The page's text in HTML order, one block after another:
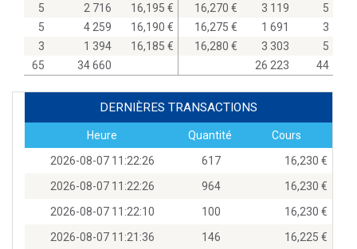
5
2 716
16,195
5
4 259
16,190
3
1 394
16,185
65
34 660
16,270
3 119
5
16,275
1 691
3
16,280
3 303
5
26 223
44
DERNIÈRES TRANSACTIONS
Heure Quantité
Cours
2026-08-07 11:22:26
617
16,230
2026-08-07 11:22:26
964
16,230
2026-08-07 11:22:10
100
16,230
2026-08-07 11:21:36
146
16,225